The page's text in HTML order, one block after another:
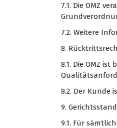
7.1. Die OMZ
7.2. Weitere
8.
8.1. Die OMZ
8.2. Der Kunde
9.
9.1. Für